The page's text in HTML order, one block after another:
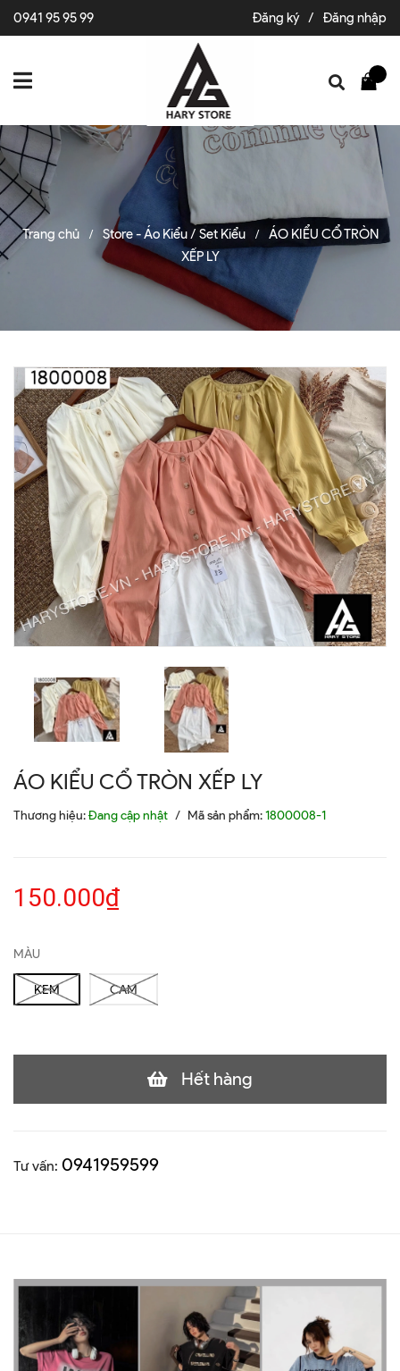
0941 95 95 99 Đăng ký / Đăng nhập
Trang chủ / Store - Áo Kiểu / Set Kiểu /
ÁO KIỂU CỔ TRÒN
XẾP LY
ÁO KIỂU CỔ TRÒN XẾP LY
Thương hiệu:Đang cập nhật / Mã sản phẩm:1800008-1
150.000₫
MÀU
KEM CAM
Hết hàng
Tư vấn: 0941959599